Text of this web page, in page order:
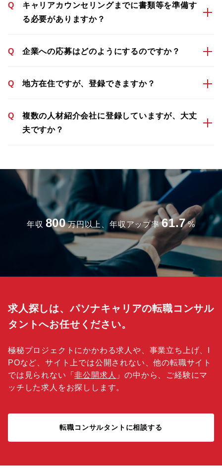
Q
キャリアカウンセリングまでに書類等を準備す
る必要がありますか？
Q 企業への応募はどのようにするのですか？
Q 地方在住ですが、登録できますか？
Q
複数の人材紹介会社に登録していますが、大丈
夫ですか？
年収 800 万円以上、年収アップ率 61.7 %
求人探しは、パソナキャリアの転職コンサル
タントへお任せください。
極秘プロジェクトにかかわる求人や、事業立ち上げ、I
POなど、サイト上では公開されない、他の転職サイト
では見られない「非公開求人 」の中から、ご経験にマ
ッチした求人をお探しします。
転職コンサルタントに相談する